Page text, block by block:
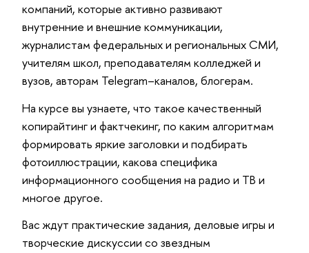
компаний, которые активно развивают
внутренние и внешние коммуникации,
журналистам федеральных и региональных СМИ,
учителям школ, преподавателям колледжей и
вузов, авторам Telegram–каналов, блогерам.
На курсе вы узнаете, что такое качественный
копирайтинг и фактчекинг, по каким алгоритмам
формировать яркие заголовки и подбирать
фотоиллюстрации, какова специфика
информационного сообщения на радио и ТВ и
многое другое.
Вас ждут практические задания, деловые игры и
творческие дискуссии со звездным